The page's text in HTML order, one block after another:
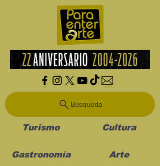
Búsqueda
Turismo Cultura
Gastronomía Arte